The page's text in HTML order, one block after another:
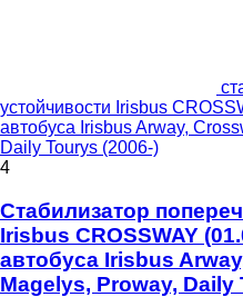
устойчивости Irisbus
автобуса Irisbus Arway,
Daily Tourys (2006-)
4
Стабилизатор
Irisbus CROSSWAY
автобуса Irisbus
Magelys, Proway, Daily